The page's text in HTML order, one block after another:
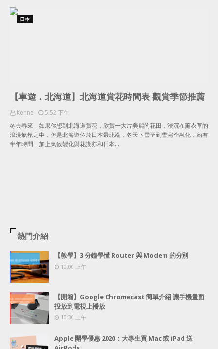
日本
【車遊．北海道】北海道賞花時間表 觀賞季節推薦
Kenne
5:52 下午
冬去春來，如果你想到北海道賞花，欣賞一大片美麗的花田，浸沉在薰衣草的
浪漫氣氛之中，但是北海道位於日本最北端，冬天下雪至到雪完全融化，約有
半年時間，加上氣候變化與花期亦和日本…
熱門介紹
【教學】3 分鐘學懂 Router 與 Modem 的分別
10:00 上午
【開箱】Google Chromecast 簡單介紹 讓手機畫面
投放到電視上播放
10:30 上午
Apple 開學優惠 2020：大專生買 Mac 或 iPad 送